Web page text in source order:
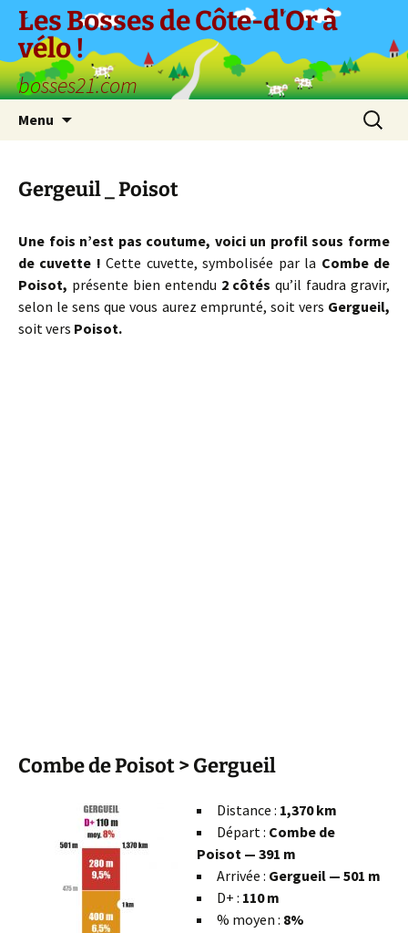
Aller
contenu
Les Bosses de Côte-d'Or à
vélo !
bosses21.com
Menu
Gergeuil _ Poisot
Une fois n’est pas coutume, voici un profil sous forme
de cuvette ! Cette cuvette, symbolisée par la Combe de
Poisot, présente bien entendu 2 côtés qu’il faudra gravir,
selon le sens que vous aurez emprunté, soit vers Gergueil,
soit vers Poisot.
Combe de Poisot > Gergueil
Distance : 1,370 km
Départ : Combe de
Poisot — 391 m
Arrivée : Gergueil — 501 m
D+ : 110 m
% moyen : 8%